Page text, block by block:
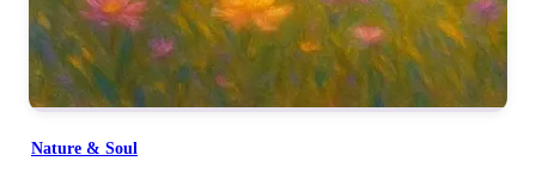
Nature & Soul